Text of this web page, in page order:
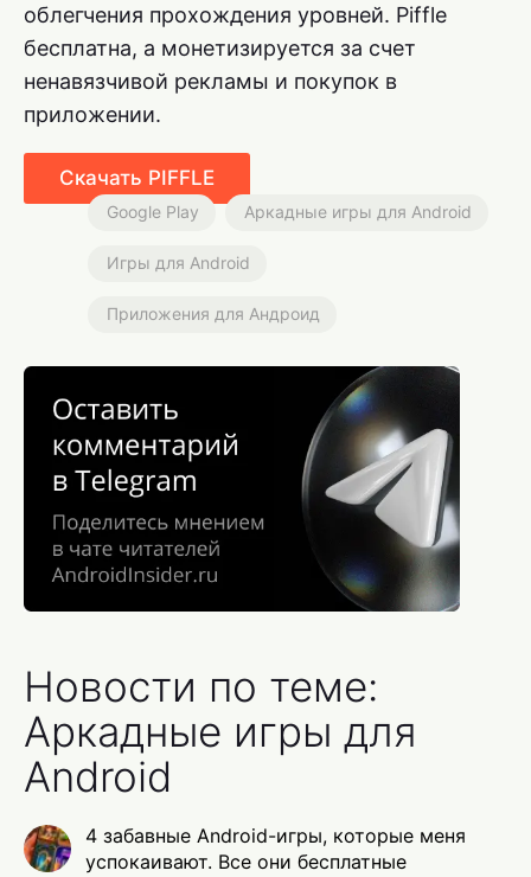
облегчения прохождения уровней. Piffle
бесплатна, а монетизируется за счет
ненавязчивой рекламы и покупок в
приложении.
Скачать PIFFLE
Google Play Аркадные игры для Android
Игры для Android
Приложения для Андроид
Новости по теме:
Аркадные игры для
Android
4 забавные Android-игры, которые меня
успокаивают. Все они бесплатные